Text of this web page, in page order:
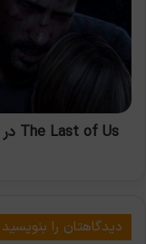
در
The
of
Us
است؟
دیدگاهتان را بنویسید